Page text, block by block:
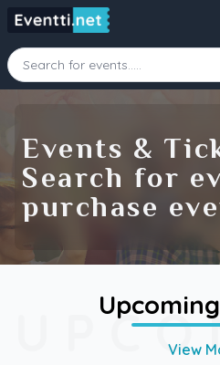
Events &
Search for
purchase
View